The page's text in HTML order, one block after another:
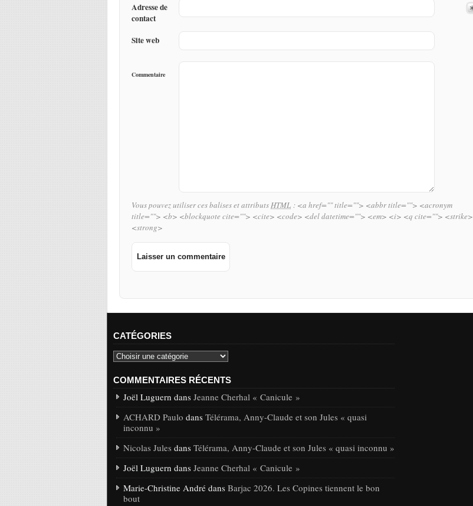
Adresse de
contact
Site web
Commentaire
Vous pouvez utiliser ces balises et attributsHTML : <a href="" title=""> <abbr title=""> <acronym
title=""> <b> <blockquote cite=""> <cite> <code> <del datetime=""> <em> <i> <q cite=""> <strike>
<strong>
CATÉGORIES
COMMENTAIRES RÉCENTS
Joël Luguern dans Jeanne Cherhal « Canicule »
ACHARD Paulo dans Télérama, Anny-Claude et son Jules « quasi
inconnu »
Nicolas Jules dans Télérama, Anny-Claude et son Jules « quasi inconnu »
Joël Luguern dans Jeanne Cherhal « Canicule »
Marie-Christine André dans Barjac 2026. Les Copines tiennent le bon
bout